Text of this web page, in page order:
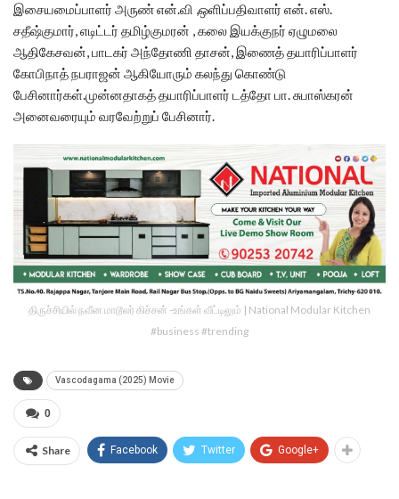
இசையமைப்பாளர் அருண் என்.வி ,ஒளிப்பதிவாளர் என். எஸ்.
சதீஷ்குமார், எடிட்டர் தமிழ்குமரன் , கலை இயக்குநர் ஏழுமலை
ஆதிகேசவன், பாடகர் அந்தோணி தாசன், இணைத் தயாரிப்பாளர்
கோபிநாத் நபராஜன் ஆகியோரும் கலந்து கொண்டு
பேசினார்கள்.முன்னதாகத் தயாரிப்பாளர் டத்தோ பா. சுபாஸ்கரன்
அனைவரையும் வரவேற்றுப் பேசினார்.
திருச்சியில் நவீன மாடூலர் கிச்சன் -உங்கள் வீட்டிலும் | National Modular Kitchen
#business #trending
Vascodagama (2025) Movie
0
Share Facebook Twitter Google+